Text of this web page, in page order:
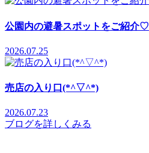
公園内の避暑スポットをご紹介♡
2026.07.25
売店の入り口(*^▽^*)
2026.07.23
ブログを詳しくみる